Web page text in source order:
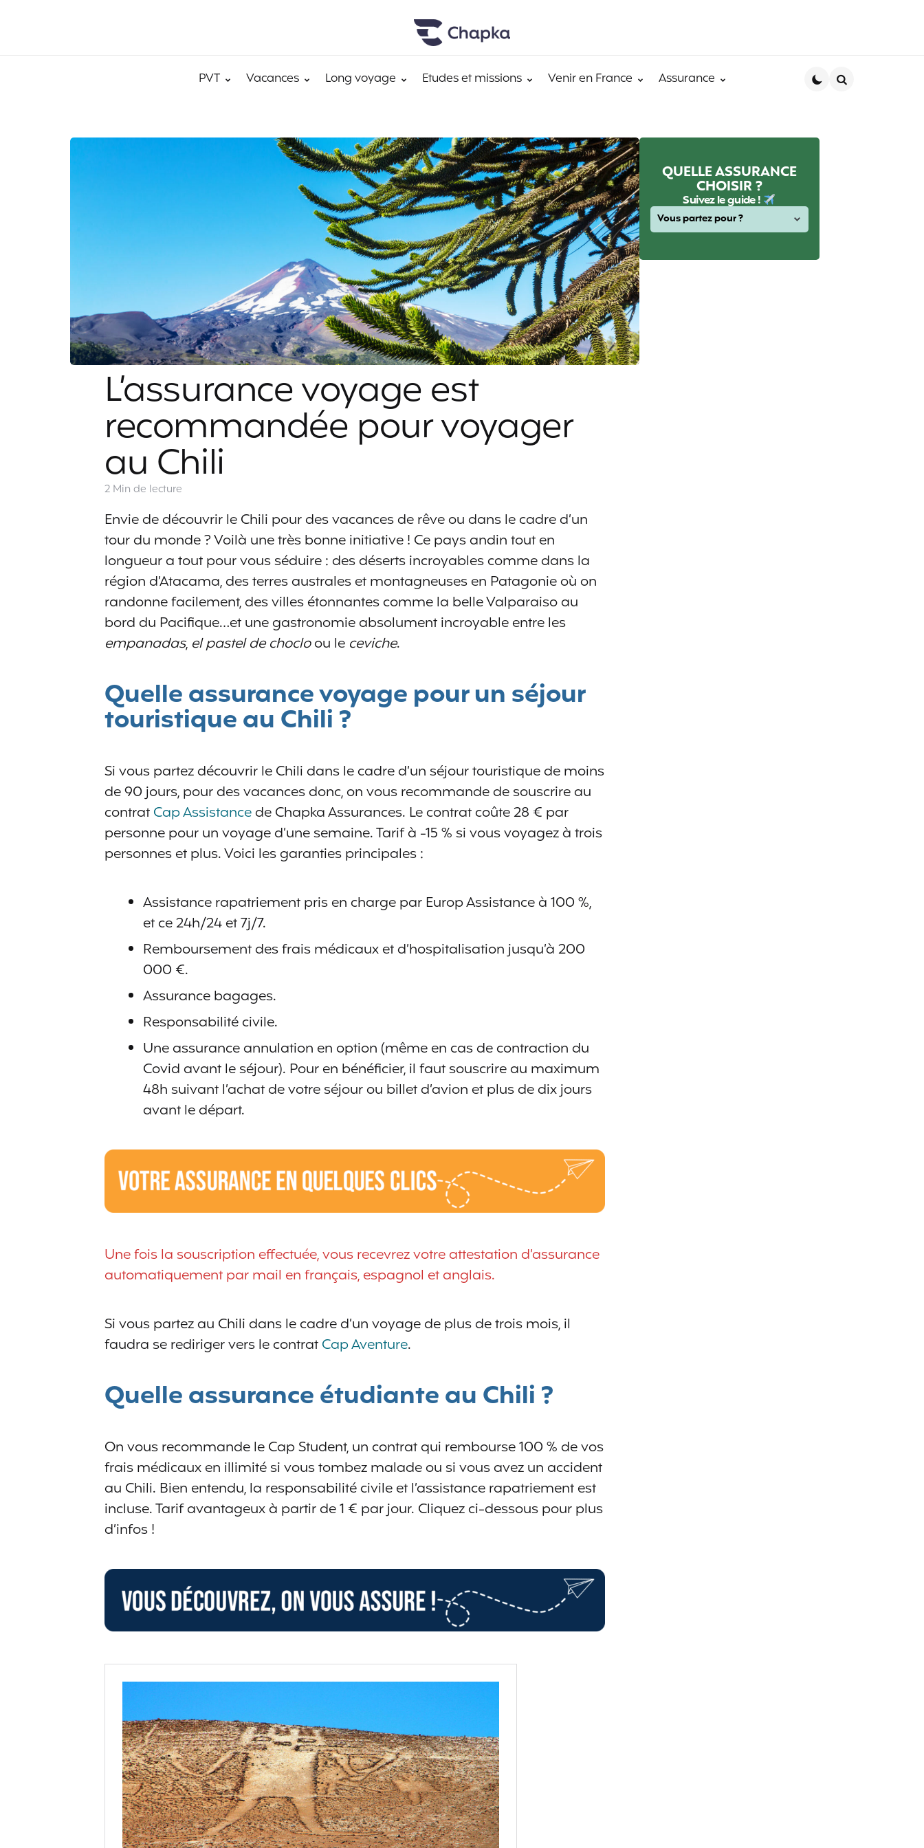
PVT Vacances Long voyage Etudes et missions Venir en France Assurance
L’assurance voyage est
recommandée pour voyager
au Chili
2 Min de lecture
Envie de découvrir le Chili pour des vacances de rêve ou dans le cadre d’un
tour du monde ? Voilà une très bonne initiative ! Ce pays andin tout en
longueur a tout pour vous séduire : des déserts incroyables comme dans la
région d’Atacama, des terres australes et montagneuses en Patagonie où on
randonne facilement, des villes étonnantes comme la belle Valparaiso au
bord du Pacifique…et une gastronomie absolument incroyable entre les
empanadas, el pastel de chocloou le ceviche.
Quelle assurance voyage pour un séjour
touristique au Chili ?
Si vous partez découvrir le Chili dans le cadre d’un séjour touristique de moins
de 90 jours, pour des vacances donc, on vous recommande de souscrire au
contratCap Assistancede Chapka Assurances. Le contrat coûte 28 € par
personne pour un voyage d’une semaine. Tarif à -15 % si vous voyagez à trois
personnes et plus. Voici les garanties principales :
Assistance rapatriement pris en charge par Europ Assistance à 100 %,
et ce 24h/24 et 7j/7.
Remboursement des frais médicaux et d’hospitalisation jusqu’à 200
000 €.
Assurance bagages.
Responsabilité civile.
Une assurance annulation en option (même en cas de contraction du
Covid avant le séjour). Pour en bénéficier, il faut souscrire au maximum
48h suivant l’achat de votre séjour ou billet d’avion et plus de dix jours
avant le départ.
Une fois la souscription effectuée, vous recevrez votre attestation d’assurance
automatiquement par mail en français, espagnol et anglais.
Si vous partez au Chili dans le cadre d’un voyage de plus de trois mois, il
faudra se rediriger vers le contratCap Aventure.
Quelle assurance étudiante au Chili ?
On vous recommande le Cap Student, un contrat qui rembourse 100 % de vos
frais médicaux en illimité si vous tombez malade ou si vous avez un accident
au Chili. Bien entendu, la responsabilité civile et l’assistance rapatriement est
incluse. Tarif avantageux à partir de 1 € par jour. Cliquez ci-dessous pour plus
d’infos !
QUELLE ASSURANCE
CHOISIR ?
Suivez le guide !